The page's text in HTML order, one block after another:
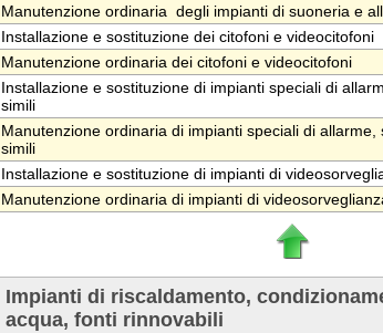
Manutenzione ordinaria degli impianti di suoneria e
Installazione e sostituzione dei citofoni e videocitofoni
Manutenzione ordinaria dei citofoni e videocitofoni
Installazione e sostituzione di impianti speciali di
simili
Manutenzione ordinaria di impianti speciali di allarme,
simili
Installazione e sostituzione di impianti di
Manutenzione ordinaria di impianti di
Impianti di riscaldamento,
acqua, fonti rinnovabili